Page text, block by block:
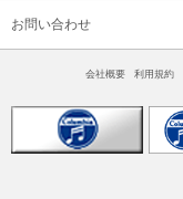
お問い合わせ
会社概要 利用規約